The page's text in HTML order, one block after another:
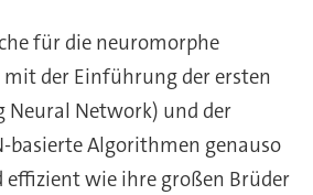
für die neuromorphe
mit der Einführung der ersten
Neural Network) und der
basierte Algorithmen genauso
wie ihre großen Brüder